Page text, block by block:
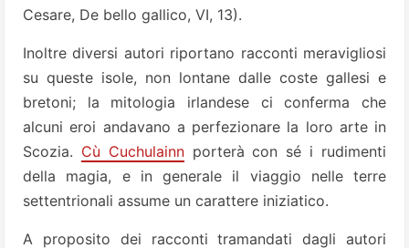
Cesare, De bello gallico, VI, 13).
Inoltre diversi autori riportano racconti meravigliosi
su queste isole, non lontane dalle coste gallesi e
bretoni; la mitologia irlandese ci conferma che
alcuni eroi andavano a perfezionare la loro arte in
Scozia. Cù Cuchulainnporterà con sé i rudimenti
della magia, e in generale il viaggio nelle terre
settentrionali assume un carattere iniziatico.
A proposito dei racconti tramandati dagli autori